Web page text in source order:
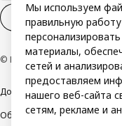
Настройки
© Inter IKEA Systems B.V.
ДоступностьПолитика
Общие условияСвяжитесь с
Мы используем
правильную
материалы,
сетей и
предоставляем
нашего веб-сайта
сетям, рекламе и